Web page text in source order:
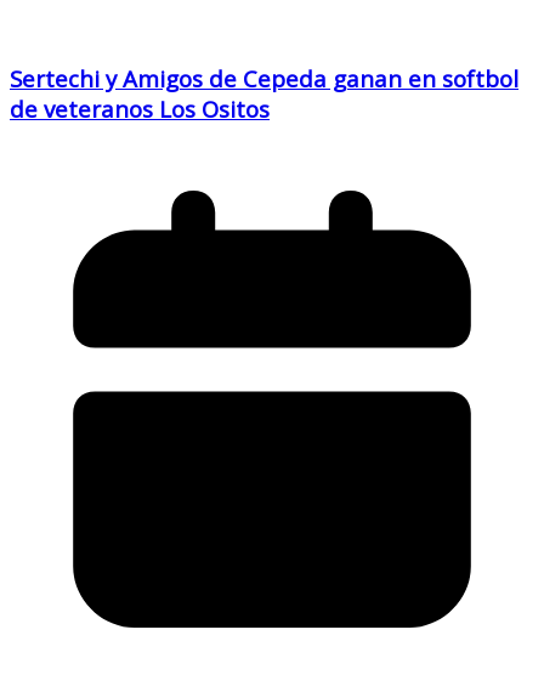
Sertechi y Amigos de Cepeda ganan en softbol
de veteranos Los Ositos